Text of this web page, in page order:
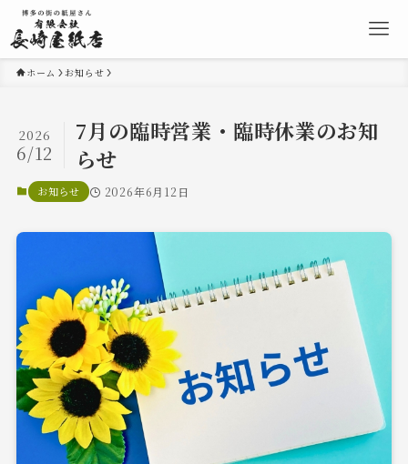
ホーム お知らせ
7月の臨時営業・臨時休業のお知
らせ
2026
6/12
お知らせ 2026年6月12日